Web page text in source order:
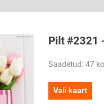
Pilt #2321
Saadetud: 47
Vali kaart